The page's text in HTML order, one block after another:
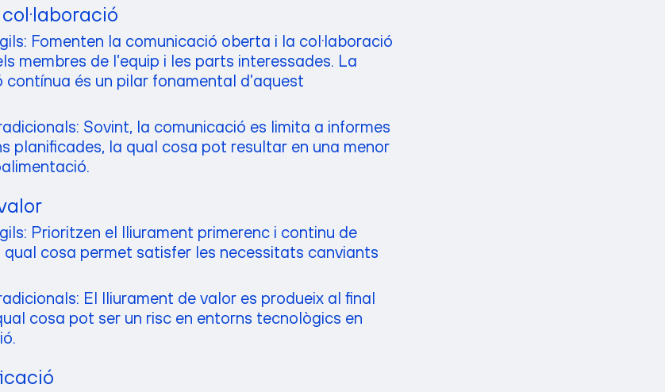
Fomenten la comunicació oberta i la col·laboració
membres de l’equip i les parts interessades. La
és un pilar fonamental d’aquest
Sovint, la comunicació es limita a informes
planificades, la qual cosa pot resultar en una menor
Prioritzen el lliurament primerenc i continu de
cosa permet satisfer les necessitats canviants
El lliurament de valor es produeix al final
cosa pot ser un risc en entorns tecnològics en